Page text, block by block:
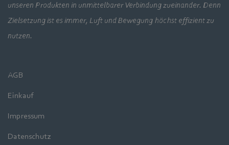
unseren Produkten in unmittelbarer Verbindung zueinander. Denn
Zielsetzung ist es immer, Luft und Bewegung höchst effizient zu
nutzen.
AGB
Einkauf
Impressum
Datenschutz